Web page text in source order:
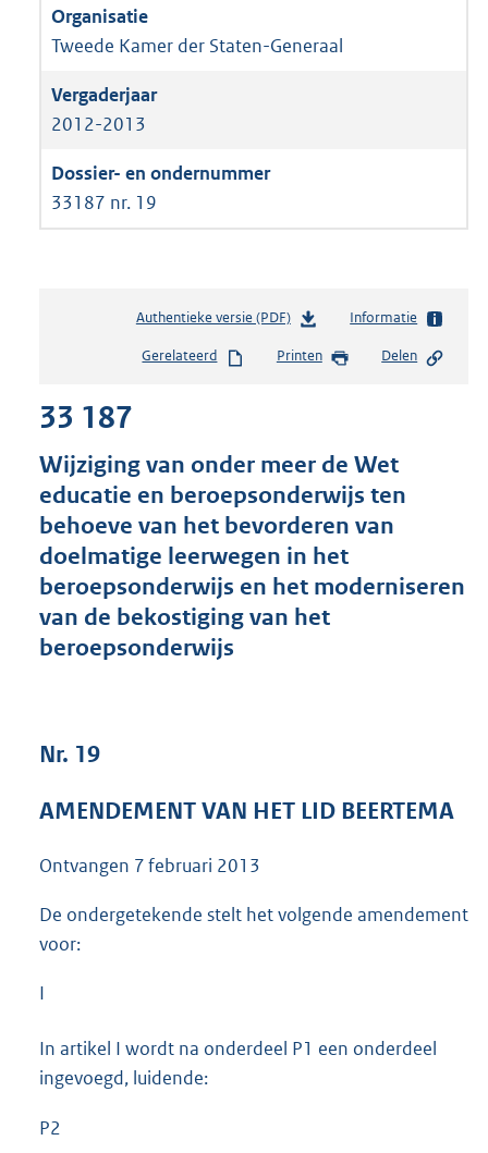
Tweede Kamer der Staten-Generaal
2012-2013
33187 nr. 19
Authentieke versie (PDF)b
s
s
g
r
o
o
t
Informatie
Gerelateerd Printen Delen
33 187
Wijziging van onder meer de Wet
educatie en beroepsonderwijs ten
behoeve van het bevorderen van
doelmatige leerwegen in het
beroepsonderwijs en het moderniseren
van de bekostiging van het
beroepsonderwijs
Nr. 19
AMENDEMENT VAN HET LID BEERTEMA
Ontvangen 7 februari 2013
De ondergetekende stelt het volgende amendement
voor:
I
In artikel I wordt na onderdeel P1 een onderdeel
ingevoegd, luidende:
P2